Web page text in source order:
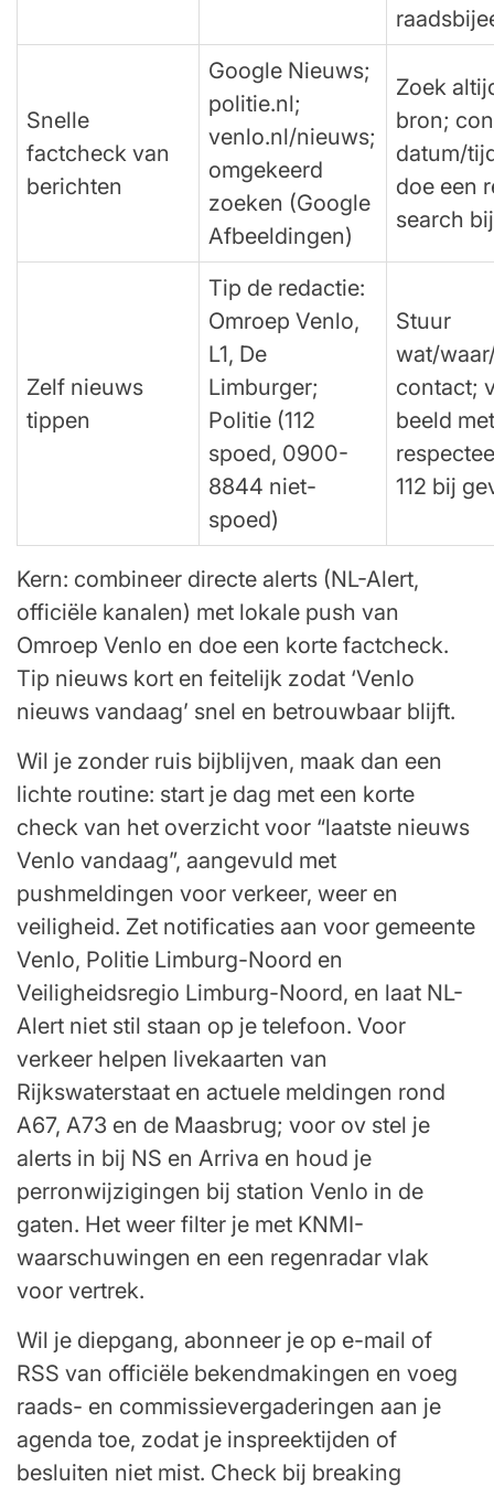
Snelle
factcheck van
berichten
Google Nieuws;
politie.nl;
venlo.nl/nieuws;
omgekeerd
zoeken (Google
Afbeeldingen)
Zoek
bron;
datum/
doe een
search
Zelf nieuws
tippen
Tip de redactie:
Omroep Venlo,
L1, De
Limburger;
Politie (112
spoed, 0900-
8844 niet-
spoed)
Stuur
wat/
contact;
beeld
112 bij
Kern: combineer directe alerts (NL-Alert,
officiële kanalen) met lokale push van
Omroep Venlo en doe een korte factcheck.
Tip nieuws kort en feitelijk zodat ‘Venlo
nieuws vandaag’ snel en betrouwbaar blijft.
Wil je zonder ruis bijblijven, maak dan een
lichte routine: start je dag met een korte
check van het overzicht voor “laatste nieuws
Venlo vandaag”, aangevuld met
pushmeldingen voor verkeer, weer en
veiligheid. Zet notificaties aan voor gemeente
Venlo, Politie Limburg-Noord en
Veiligheidsregio Limburg-Noord, en laat NL-
Alert niet stil staan op je telefoon. Voor
verkeer helpen livekaarten van
Rijkswaterstaat en actuele meldingen rond
A67, A73 en de Maasbrug; voor ov stel je
alerts in bij NS en Arriva en houd je
perronwijzigingen bij station Venlo in de
gaten. Het weer filter je met KNMI-
waarschuwingen en een regenradar vlak
voor vertrek.
Wil je diepgang, abonneer je op e-mail of
RSS van officiële bekendmakingen en voeg
raads- en commissievergaderingen aan je
agenda toe, zodat je inspreektijden of
besluiten niet mist. Check bij breaking